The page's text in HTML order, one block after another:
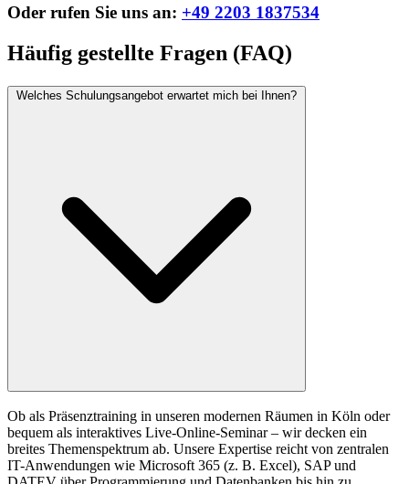
Oder rufen Sie uns an: +49 2203 1837534
Häufig gestellte Fragen (FAQ)
Welches Schulungsangebot erwartet mich bei Ihnen?
Ob als Präsenztraining in unseren modernen Räumen in Köln oder
bequem als interaktives Live-Online-Seminar – wir decken ein
breites Themenspektrum ab. Unsere Expertise reicht von zentralen
IT-Anwendungen wie Microsoft 365 (z. B. Excel), SAP und